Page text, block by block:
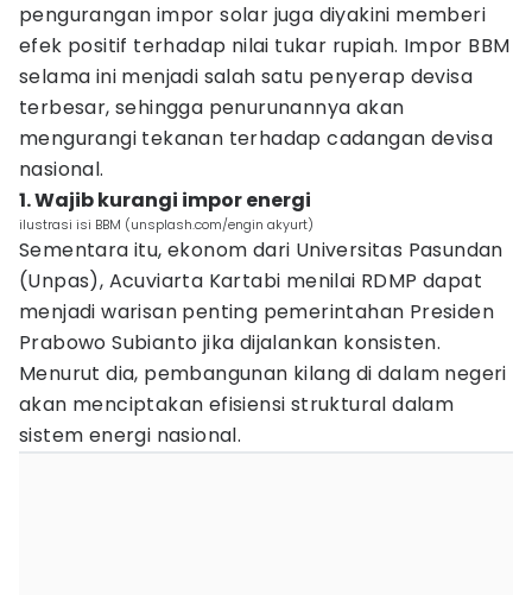
pengurangan impor solar juga diyakini memberi
efek positif terhadap nilai tukar rupiah. Impor BBM
selama ini menjadi salah satu penyerap devisa
terbesar, sehingga penurunannya akan
mengurangi tekanan terhadap cadangan devisa
nasional.
1. Wajib kurangi impor energi
ilustrasi isi BBM (unsplash.com/engin akyurt)
Sementara itu, ekonom dari Universitas Pasundan
(Unpas), Acuviarta Kartabi menilai RDMP dapat
menjadi warisan penting pemerintahan Presiden
Prabowo Subianto jika dijalankan konsisten.
Menurut dia, pembangunan kilang di dalam negeri
akan menciptakan efisiensi struktural dalam
sistem energi nasional.